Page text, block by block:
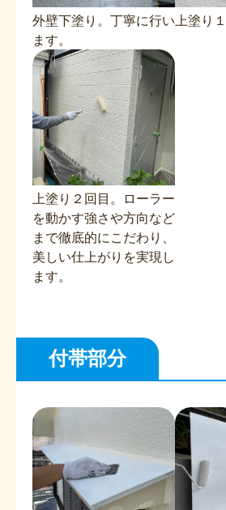
外壁下塗り。丁寧に行い
ます。
上塗り１
上塗り２回目。ローラー
を動かす強さや方向など
まで徹底的にこだわり、
美しい仕上がりを実現し
ます。
付帯部分